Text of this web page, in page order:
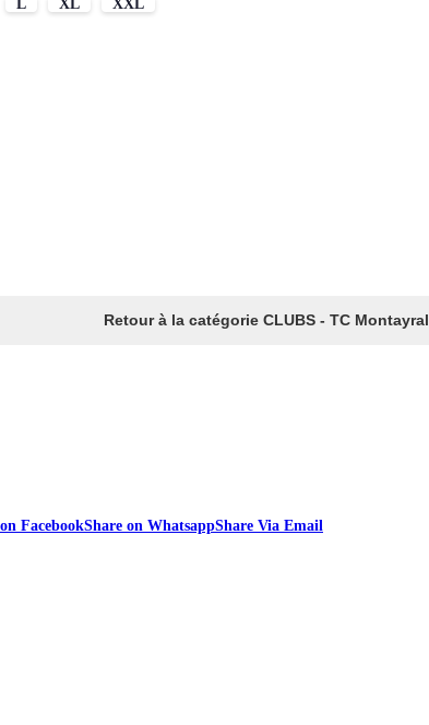
L XL
XXL
Retour à la catégorie CLUBS - TC Montayral
FacebookShare on WhatsappShare Via Email